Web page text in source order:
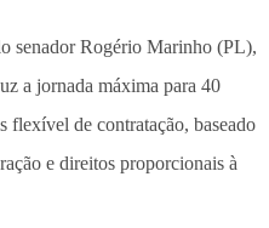
senador Rogério Marinho (PL),
a jornada máxima para 40
flexível de contratação, baseado
e direitos proporcionais à